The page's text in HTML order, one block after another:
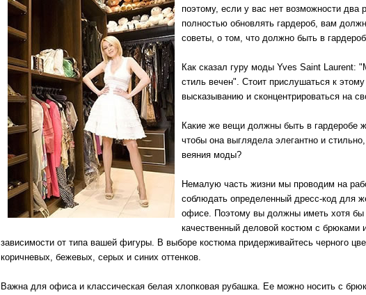
поэтому, если у вас нет возможности два
полностью обновлять гардероб, вам
советы, о том, что должно быть в
Как сказал гуру моды Yves Saint Laurent:
стиль вечен". Стоит прислушаться к
высказыванию и сконцентрироваться на
Какие же вещи должны быть в гардеробе
чтобы она выглядела элегантно и
веяния моды?
Немалую часть жизни мы проводим на
соблюдать определенный дресс-код для
офисе. Поэтому вы должны иметь хотя бы
качественный деловой костюм с брюками
зависимости от типа вашей фигуры. В выборе костюма придерживайтесь черного
коричневых, бежевых, серых и синих оттенков.
Важна для офиса и классическая белая хлопковая рубашка. Ее можно носить с